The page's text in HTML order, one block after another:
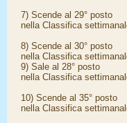
7) Scende al 29° posto
nella Classifica
8) Scende al 30° posto
nella Classifica
9) Sale al 28° posto
nella Classifica
10) Scende al 35° posto
nella Classifica